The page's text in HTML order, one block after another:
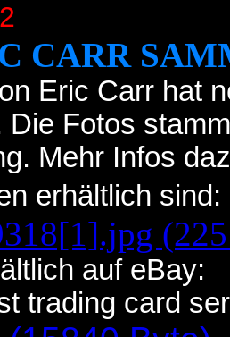
CARR
Eric Carr hat
Die Fotos
Mehr Infos
erhältlich sind:
auf eBay:
trading card